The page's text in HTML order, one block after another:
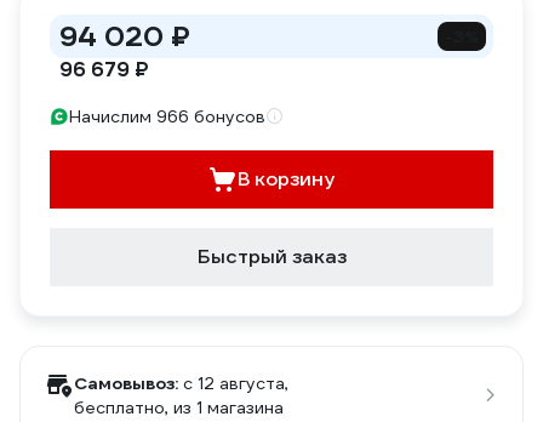
94 020 ₽
96 679 ₽
Начислим 966 бонусов
В корзину
Быстрый заказ
Самовывоз: c 12 августа,
бесплатно, из 1 магазина